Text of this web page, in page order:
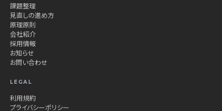
課題整理
見直しの進め方
原理原則
会社紹介
採用情報
お知らせ
お問い合わせ
LEGAL
利用規約
プライバシーポリシー